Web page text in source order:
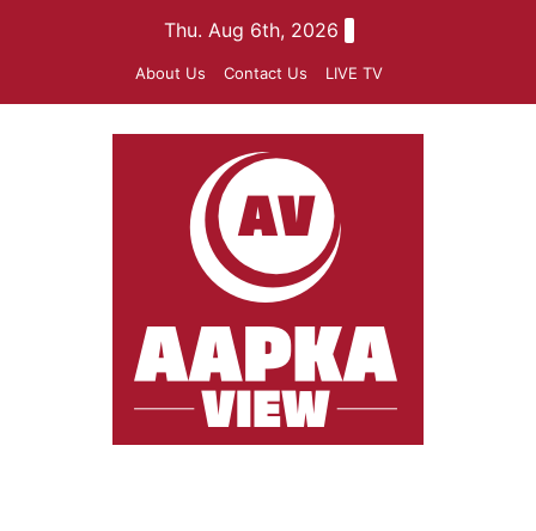
Thu. Aug 6th, 2026
About Us Contact Us LIVE TV